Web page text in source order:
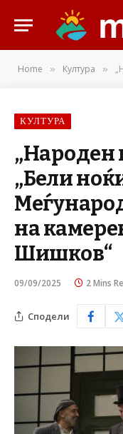
Home » Култура »
КУЛТУРА
„Народен
„Бели
на
Шишков“
09/09/2025 2 Mins
Сподели